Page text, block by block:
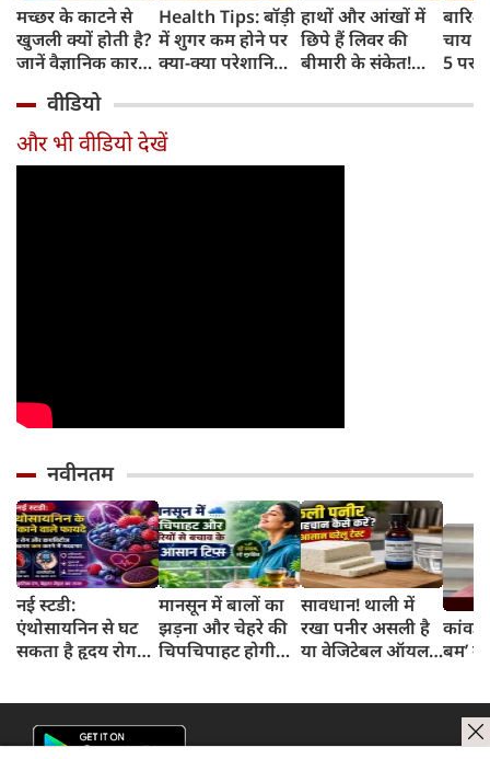
मच्छर के काटने से
खुजली क्यों होती है?
जानें वैज्ञानिक कारण
Health Tips: बॉड़ी
में शुगर कम होने पर
क्या-क्या परेशानियां
बातें
हाथों और आंखों में
छिपे हैं लिवर की
बीमारी के संकेत!
नजरअंदाज
चाय
5
वीडियो
और भी वीडियो देखें
नवीनतम
नई स्टडी:
एंथोसायनिन से घट
सकता है हृदय रोग
मानसून में बालों का
झड़ना और चेहरे की
चिपचिपाहट होगी
ये 5 लाइफस्टाइल
टिप्स
सावधान! थाली में
रखा पनीर असली है
या वेजिटेबल ऑयल
कांवड़
बम’